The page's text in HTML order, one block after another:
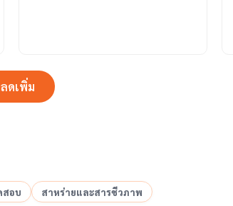
ดเพิ่ม
สอบ สาหร่ายและสารชีวภาพ